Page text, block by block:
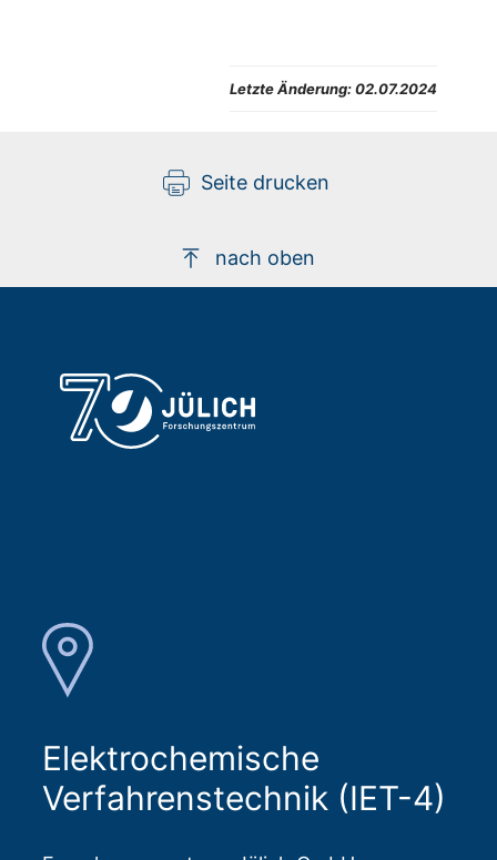
Letzte Änderung:02.07.2024
Seite drucken
nach oben
Elektrochemische
Verfahrenstechnik (IET-4)